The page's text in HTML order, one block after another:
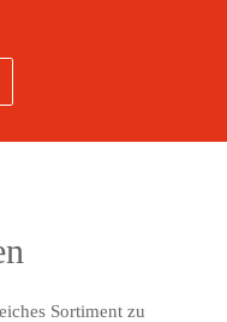
Sortiment zu